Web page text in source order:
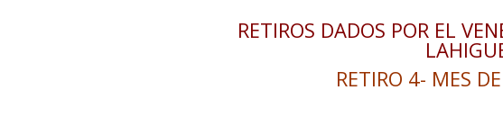
RETIROS DADOS POR EL
RETIRO 4- MES